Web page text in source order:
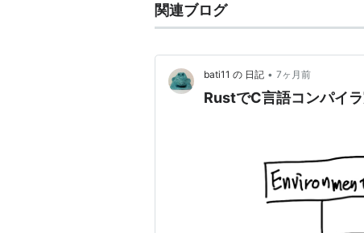
関連ブログ
bati11 の 日記 • 7ヶ月前
RustでC言語コンパイ